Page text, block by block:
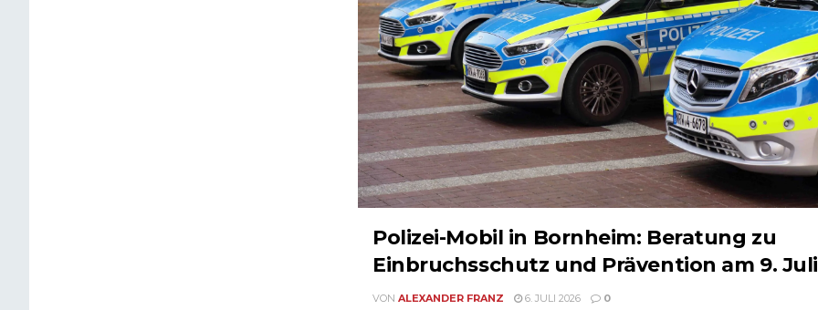
Polizei-Mobil in Bornheim: Beratung zu
Einbruchsschutz und Prävention am 9. Juli
VON ALEXANDER FRANZ 6. JULI 2026 0